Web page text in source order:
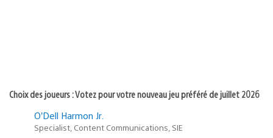
Choix des joueurs : Votez pour votre nouveau jeu préféré de juillet 2026
O’Dell Harmon Jr.
Specialist, Content Communications, SIE